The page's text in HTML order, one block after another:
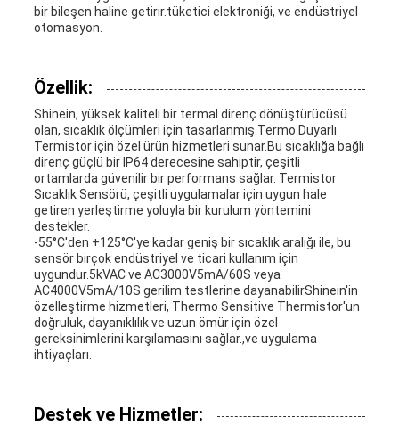
bir bileşen haline getirir.tüketici elektroniği, ve endüstriyel
otomasyon.
Özellik:
Shinein, yüksek kaliteli bir termal direnç dönüştürücüsü
olan, sıcaklık ölçümleri için tasarlanmış Termo Duyarlı
Termistor için özel ürün hizmetleri sunar.Bu sıcaklığa bağlı
direnç güçlü bir IP64 derecesine sahiptir, çeşitli
ortamlarda güvenilir bir performans sağlar. Termistor
Sıcaklık Sensörü, çeşitli uygulamalar için uygun hale
getiren yerleştirme yoluyla bir kurulum yöntemini
destekler.
-55°C'den +125°C'ye kadar geniş bir sıcaklık aralığı ile, bu
sensör birçok endüstriyel ve ticari kullanım için
uygundur.5kVAC ve AC3000V5mA/60S veya
AC4000V5mA/10S gerilim testlerine dayanabilirShinein'in
özelleştirme hizmetleri, Thermo Sensitive Thermistor'un
doğruluk, dayanıklılık ve uzun ömür için özel
gereksinimlerini karşılamasını sağlar.,ve uygulama
ihtiyaçları.
Destek ve Hizmetler: